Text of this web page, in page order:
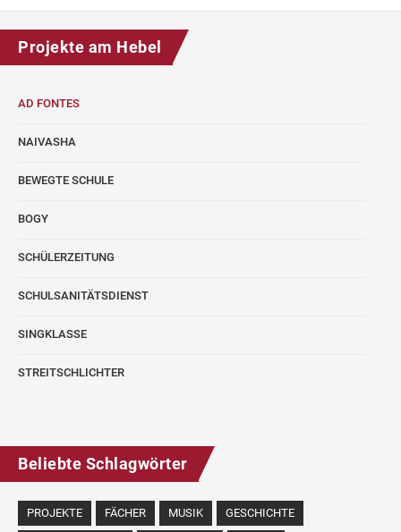
Projekte am Hebel
AD FONTES
NAIVASHA
BEWEGTE SCHULE
BOGY
SCHÜLERZEITUNG
SCHULSANITÄTSDIENST
SINGKLASSE
STREITSCHLICHTER
Beliebte Schlagwörter
PROJEKTE FÄCHER MUSIK GESCHICHTE